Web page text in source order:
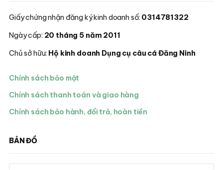
Giấy chứng nhận đăng ký kinh doanh số: 0314781322
Ngày cấp: 20 tháng 5 năm 2011
Chủ sở hữu: Hộ kinh doanh Dụng cụ câu cá Đăng Ninh
Chính sách bảo mật
Chính sách thanh toán và giao hàng
Chính sách bảo hành, đổi trả, hoàn tiền
BẢN ĐỒ